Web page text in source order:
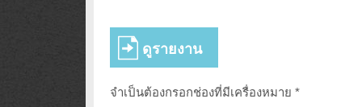
จำเป็นต้องกรอกช่องที่มีเครื่องหมาย *